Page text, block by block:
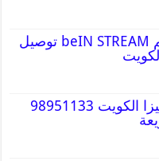
جهاز بي ان ستريم beIN STREAM توصيل
مكتب استخراج فيزا الكويت 98951133